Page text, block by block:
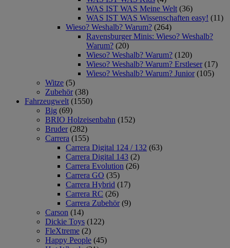
WAS IST WAS Meine Welt (36)
WAS IST WAS Wissenschaften easy! (11)
Wieso? Weshalb? Warum? (264)
Ravensburger Minis: Wieso? Weshalb?
Warum? (20)
Wieso? Weshalb? Warum? (120)
Wieso? Weshalb? Warum? Erstleser (17)
Wieso? Weshalb? Warum? Junior (105)
Witze (5)
Zubehör (38)
Fahrzeugwelt (1550)
Big (69)
BRIO Holzeisenbahn (152)
Bruder (282)
Carrera (155)
Carrera Digital 124 / 132 (63)
Carrera Digital 143 (2)
Carrera Evolution (26)
Carrera GO (35)
Carrera Hybrid (17)
Carrera RC (26)
Carrera Zubehör (9)
Carson (14)
Dickie Toys (122)
FleXtreme (2)
Happy People (45)